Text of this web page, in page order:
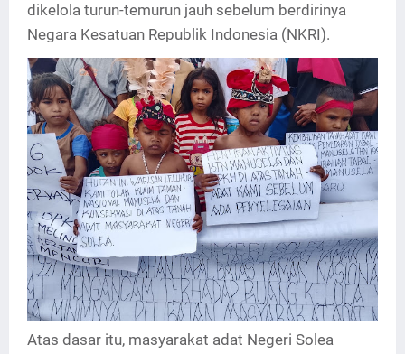
dikelola turun-temurun jauh sebelum berdirinya
Negara Kesatuan Republik Indonesia (NKRI).
Atas dasar itu, masyarakat adat Negeri Solea